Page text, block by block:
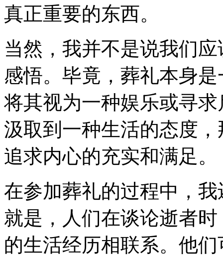
真正重要的东西。
当然，我并不是说我们
感悟。毕竟，葬礼本身
将其视为一种娱乐或寻
汲取到一种生活的态度
追求内心的充实和满足。
在参加葬礼的过程中，
就是，人们在谈论逝者
的生活经历相联系。他